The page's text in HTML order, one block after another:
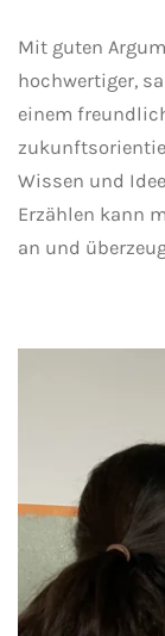
Mit guten
hochwertiger,
einem
Wissen und
Erzählen kann
an und